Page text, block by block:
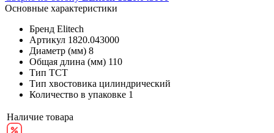
Основные характеристики
Бренд Elitech
Артикул 1820.043000
Диаметр (мм) 8
Общая длина (мм) 110
Тип ТСТ
Тип хвостовика цилиндрический
Количество в упаковке 1
Наличие товара